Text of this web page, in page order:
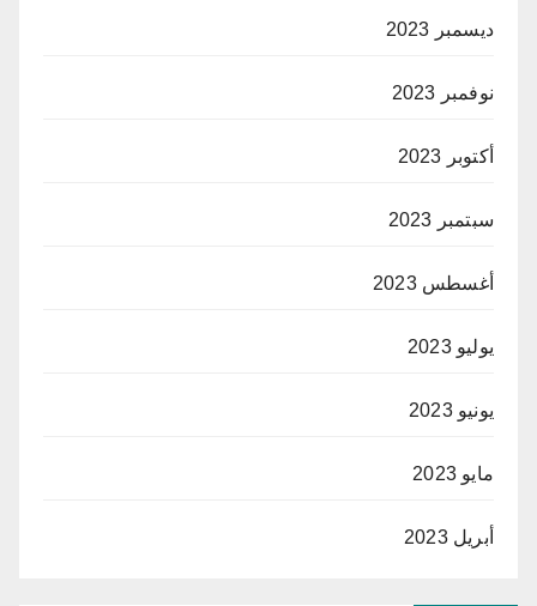
ديسمبر 2023
نوفمبر 2023
أكتوبر 2023
سبتمبر 2023
أغسطس 2023
يوليو 2023
يونيو 2023
مايو 2023
أبريل 2023